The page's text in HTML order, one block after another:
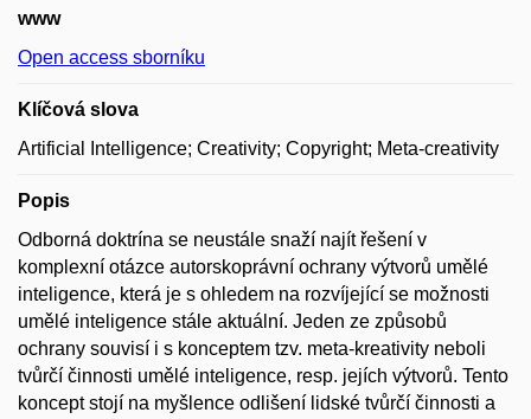
www
Open access sborníku
Klíčová slova
Artificial Intelligence; Creativity; Copyright; Meta-creativity
Popis
Odborná doktrína se neustále snaží najít řešení v
komplexní otázce autorskoprávní ochrany výtvorů umělé
inteligence, která je s ohledem na rozvíjející se možnosti
umělé inteligence stále aktuální. Jeden ze způsobů
ochrany souvisí i s konceptem tzv. meta-kreativity neboli
tvůrčí činnosti umělé inteligence, resp. jejích výtvorů. Tento
koncept stojí na myšlence odlišení lidské tvůrčí činnosti a